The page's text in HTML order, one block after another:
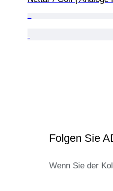
Folgen Sie
Wenn Sie der